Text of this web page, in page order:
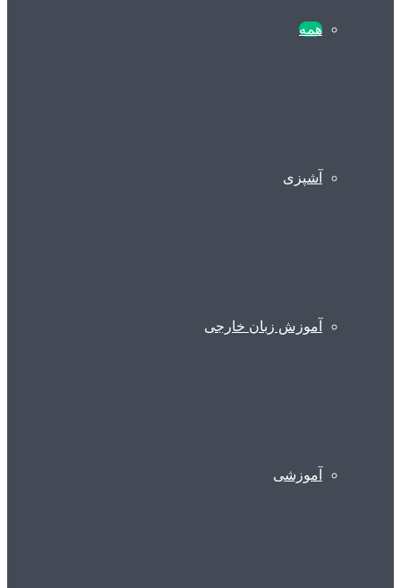
همه
آشپزی
آموزش زبان خارجی
آموزشی